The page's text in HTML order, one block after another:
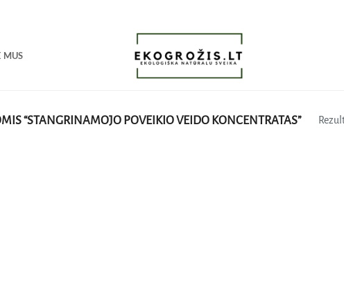
MUS
“STANGRINAMOJO POVEIKIO VEIDO KONCENTRATAS”